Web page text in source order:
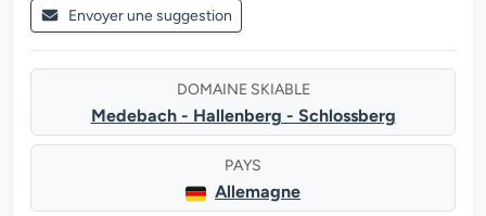
Envoyer une suggestion
DOMAINE SKIABLE
Medebach - Hallenberg - Schlossberg
PAYS
Allemagne